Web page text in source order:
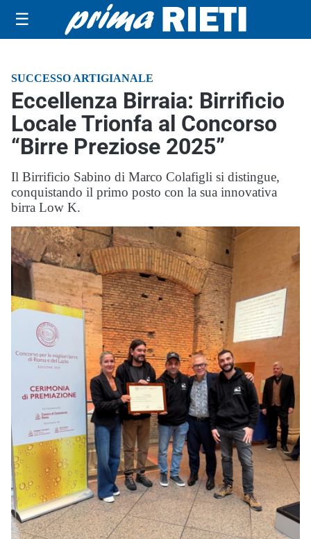
☰
SUCCESSO ARTIGIANALE
Eccellenza Birraia: Birrificio
Locale Trionfa al Concorso
“Birre Preziose 2025”
Il Birrificio Sabino di Marco Colafigli si distingue,
conquistando il primo posto con la sua innovativa
birra Low K.